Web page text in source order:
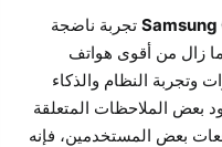
Samsungتجربة ناضجة
زال من أقوى هواتف
وتجربة النظام والذكاء
بعض الملاحظات المتعلقة
بعض المستخدمين، فإنه